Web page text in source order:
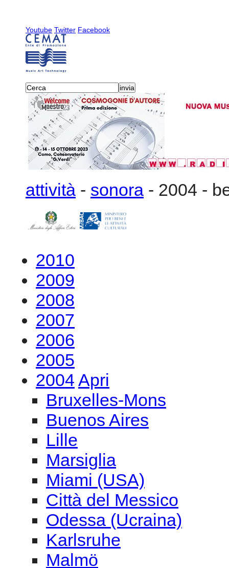
Youtube Twitter Facebook
attività - sonora - 2004 -
2010
2009
2008
2007
2006
2005
2004 Apri
Bruxelles-Mons
Buenos Aires
Lille
Marsiglia
Miami (USA)
Città del Messico
Odessa (Ucraina)
Karlsruhe
Malmö